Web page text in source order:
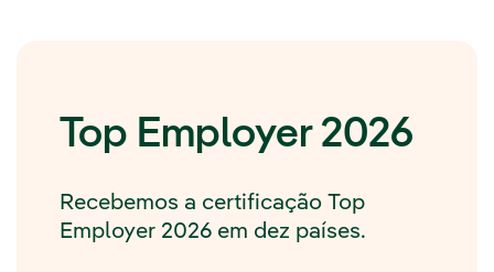
Top Employer 2026
Recebemos a certificação Top
Employer 2026 em dez países.